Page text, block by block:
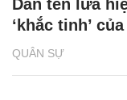
QUÂN SỰ
Dàn tên lửa
‘khắc tinh’